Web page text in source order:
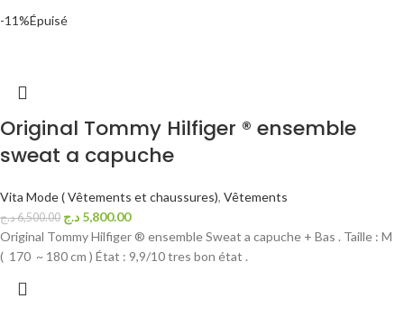
-11%Épuisé
Original Tommy Hilfiger ® ensemble
sweat a capuche
Vita Mode ( Vêtements et chaussures), Vêtements
6,500.00د.ج 5,800.00 د.ج
Original Tommy Hilfiger ® ensemble Sweat a capuche + Bas . Taille : M
( 170 ~ 180 cm ) État : 9,9/10 tres bon état .